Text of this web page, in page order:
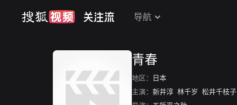
导航
青春
地区： 日本
主演： 新井淳 林千岁 松井千枝子